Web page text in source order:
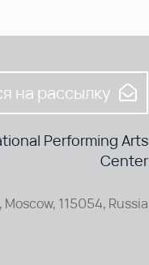
на рассылку
Performing Arts
Center
115054, Russia